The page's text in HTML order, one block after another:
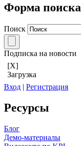
Форма поиска
Поиск
Подписка на новости
[X]
Загрузка
Вход | Регистрация
Ресурсы
Блог
Демо-материалы